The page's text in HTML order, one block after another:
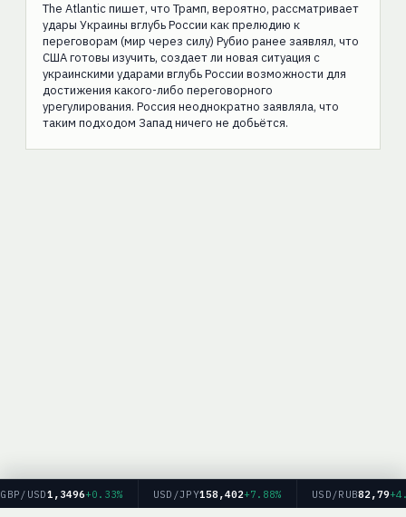
The Atlantic пишет, что Трамп, вероятно, рассматривает
удары Украины вглубь России как прелюдию к
переговорам (мир через силу) Рубио ранее заявлял, что
США готовы изучить, создает ли новая ситуация с
украинскими ударами вглубь России возможности для
достижения какого-либо переговорного
урегулирования. Россия неоднократно заявляла, что
таким подходом Запад ничего не добьётся.
USD1,3496+0.33% USD/JPY158,402+7.88% USD/RUB82,79